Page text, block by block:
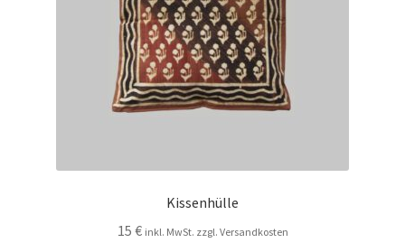
Kissenhülle
15 € inkl. MwSt. zzgl. Versandkosten